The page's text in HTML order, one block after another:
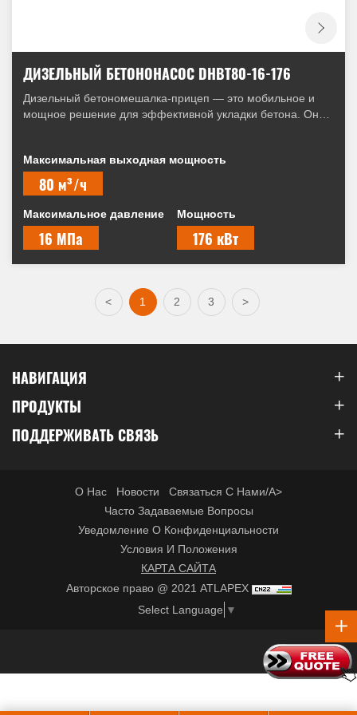
ДИЗЕЛЬНЫЙ БЕТОНОНАСОС DHBT80-16-176
Дизельный бетономешалка-прицеп — это мобильное и
мощное решение для эффективной укладки бетона. Она
местах. Эта машина повышает производительность,
сокращает трудозатраты и обеспечивает точную заливку
для различных строительных проектов.
Максимальная выходная мощность
80 м³/ч
Максимальное давление
16 МПа
Мощность
176 кВт
< 1 2 3 >
НАВИГАЦИЯ
ПРОДУКТЫ
ПОДДЕРЖИВАТЬ СВЯЗЬ
О Нас Новости
Связаться С Нами/a>
Часто Задаваемые Вопросы
Уведомление О Конфиденциальности
Условия И Положения
КАРТА САЙТА
Авторское право @ 2021 ATLAPEX
Select Language ▼